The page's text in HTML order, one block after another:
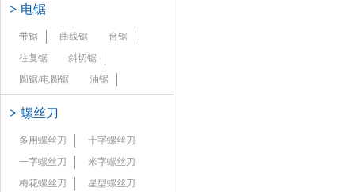
> 电锯
带锯 曲线锯
台锯
往复锯
斜切锯
圆锯/电圆锯
油锯
> 螺丝刀
多用螺丝刀
十字螺丝刀
一字螺丝刀
米字螺丝刀
梅花螺丝刀
星型螺丝刀